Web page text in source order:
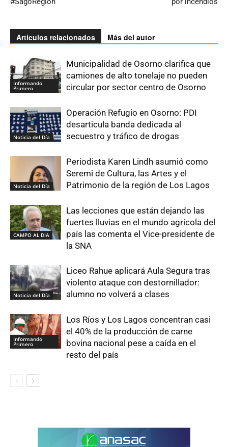
Artículos relacionados Más del autor
Informando
Primero
Municipalidad de Osorno clarifica que
camiones de alto tonelaje no pueden
circular por sector centro de Osorno
Noticia del Día
Operación Refugio en Osorno: PDI
desarticula banda dedicada al
secuestro y tráfico de drogas
Noticia del Día
Periodista Karen Lindh asumió como
Seremi de Cultura, las Artes y el
Patrimonio de la región de Los Lagos
CAMPO AL DIA
Las lecciones que están dejando las
fuertes lluvias en el mundo agrícola del
país las comenta el Vice-presidente de
la SNA
Noticia del Día
Liceo Rahue aplicará Aula Segura tras
violento ataque con destornillador:
alumno no volverá a clases
Informando
Primero
Los Ríos y Los Lagos concentran casi
el 40% de la producción de carne
bovina nacional pese a caída en el
resto del país